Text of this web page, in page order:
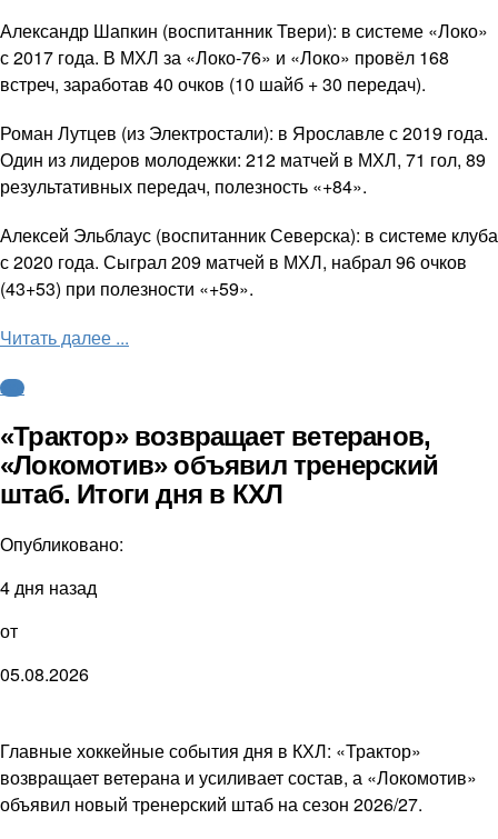
Александр Шапкин (воспитанник Твери): в системе «Локо»
с 2017 года. В МХЛ за «Локо-76» и «Локо» провёл 168
встреч, заработав 40 очков (10 шайб + 30 передач).
Роман Лутцев (из Электростали): в Ярославле с 2019 года.
Один из лидеров молодежки: 212 матчей в МХЛ, 71 гол, 89
результативных передач, полезность «+84».
Алексей Эльблаус (воспитанник Северска): в системе клуба
с 2020 года. Сыграл 209 матчей в МХЛ, набрал 96 очков
(43+53) при полезности «+59».
Читать далее ...
КХЛ
«Трактор» возвращает ветеранов,
«Локомотив» объявил тренерский
штаб. Итоги дня в КХЛ
Опубликовано:
4 дня назад
от
05.08.2026
Главные хоккейные события дня в КХЛ: «Трактор»
возвращает ветерана и усиливает состав, а «Локомотив»
объявил новый тренерский штаб на сезон 2026/27.